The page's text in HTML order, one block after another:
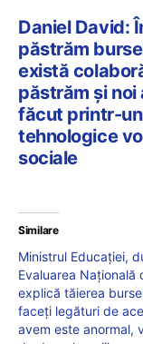
Daniel David:
păstrăm
există
păstrăm și noi
făcut printr-
tehnologice
sociale
Similare
Ministrul Educației,
Evaluarea Națională
explică tăierea
faceți legături de
avem este anormal,